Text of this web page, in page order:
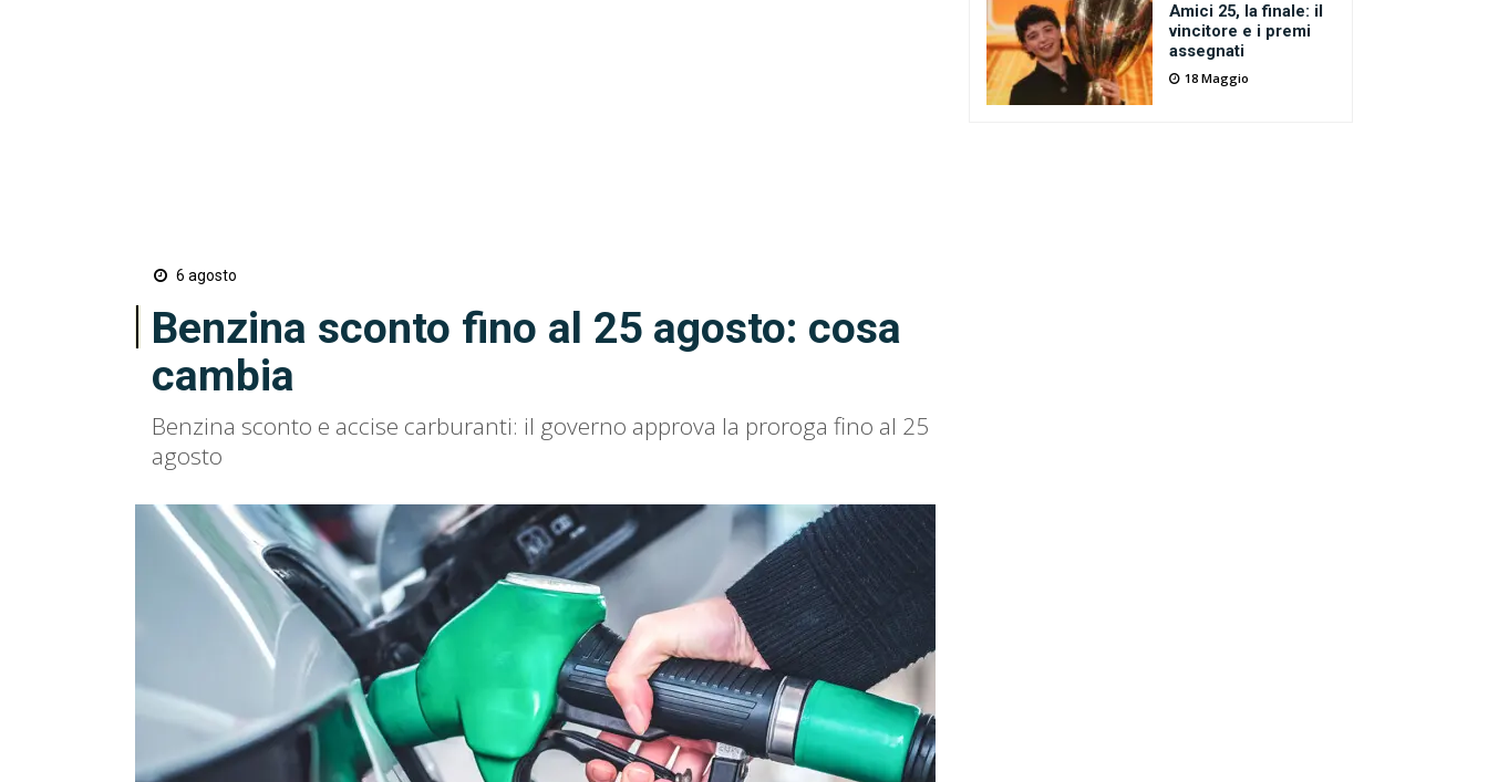
6 agosto
Benzina sconto fino al 25 agosto: cosa
cambia
Benzina sconto e accise carburanti: il governo approva la proroga fino al 25
agosto
Amici 25, la finale: il
vincitore e i premi
assegnati
18 Maggio